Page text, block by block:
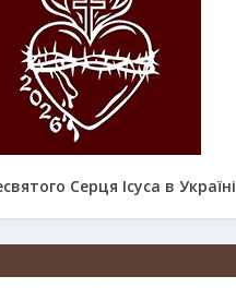
Серця Ісуса в Україні